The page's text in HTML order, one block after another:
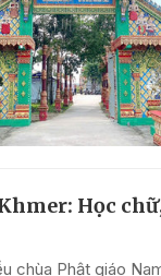
Học
chùa Phật giáo